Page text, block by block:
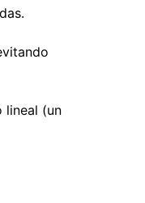
lineal (un